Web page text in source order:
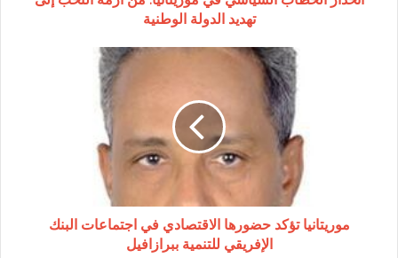
تهديد الدولة الوطنية
ببرازافيلموريتانيا تؤكد حضورها الاقتصادي في اجتماعات البنك
الإفريقي للتنمية ببرازافيل